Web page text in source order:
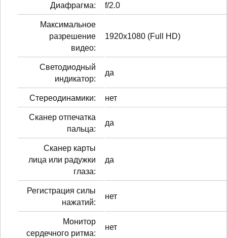
Диафрагма: f/2.0
Максимальное
разрешение
видео:
1920x1080 (Full HD)
Светодиодный
индикатор:
да
Стереодинамики: нет
Сканер отпечатка
пальца:
да
Сканер карты
лица или радужки
глаза:
да
Регистрация силы
нажатий:
нет
Монитор
сердечного ритма:
нет